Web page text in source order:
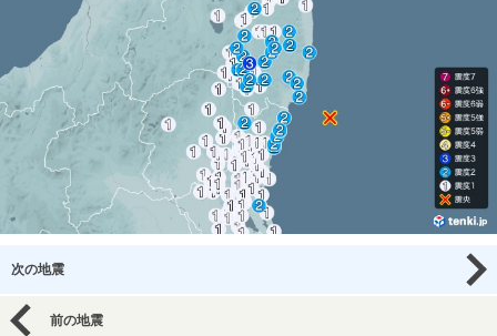
次の地震
前の地震